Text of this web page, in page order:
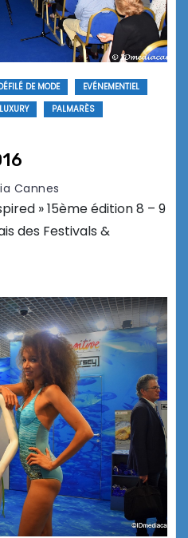
DE MODE
EVÉNEMENTIEL
LUXURY
PALMARÈS
Cannes
» 15ème édition 8 – 9
des Festivals &